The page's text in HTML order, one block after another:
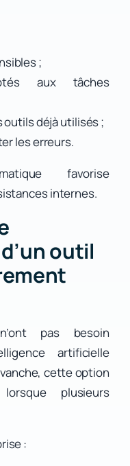
;
aux tâches
déjà utilisés ;
les erreurs.
favorise
internes.
outil
pas besoin
artificielle
cette option
plusieurs
: